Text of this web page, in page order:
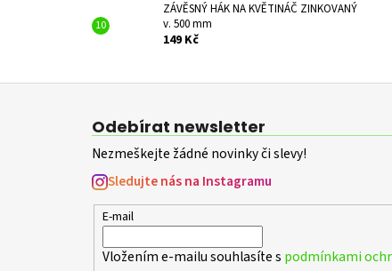
ZÁVĚSNÝ HÁK NA KVĚTINÁČ ZINKOVANÝ
v. 500 mm
149 Kč
Z
Odebírat newsletter
Nezmeškejte žádné novinky či slevy!
Sledujte nás na Instagramu
E-mail
Vložením e-mailu souhlasíte s podmínkami